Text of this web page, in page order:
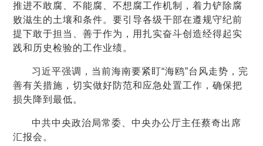
推进不敢腐、不能腐、不想腐工作机制，着力铲除腐
败滋生的土壤和条件。要引导各级干部在遵规守纪前
提下敢于担当、善于作为，用扎实奋斗创造经得起实
践和历史检验的工作业绩。
习近平强调，当前海南要紧盯“海鸥”台风走势，完
善有关措施，切实做好防范和应急处置工作，确保把
损失降到最低。
中共中央政治局常委、中央办公厅主任蔡奇出席
汇报会。